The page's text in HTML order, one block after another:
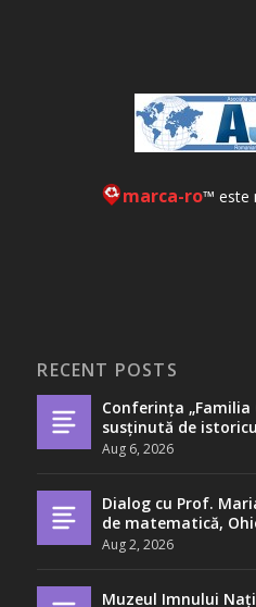
marca-ro™ este
RECENT POSTS
Conferința „Familia
susținută de
Aug 6, 2026
Dialog cu Prof.
de matematică,
Aug 2, 2026
Muzeul Imnului